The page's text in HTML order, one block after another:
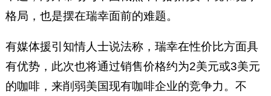
格局，也是摆在瑞幸面前的难题。
有媒体援引知情人士说法称，瑞幸在性价比方面具
有优势，此次也将通过销售价格约为2美元或3美元
的咖啡，来削弱美国现有咖啡企业的竞争力。不